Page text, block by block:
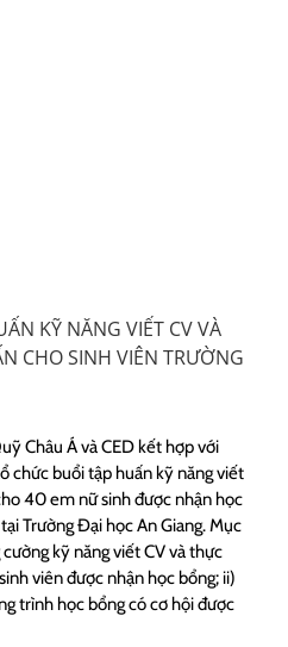
KỸ NĂNG VIẾT CV VÀ
CHO SINH VIÊN TRƯỜNG
Châu Á và CED kết hợp với
chức buổi tập huấn kỹ năng viết
40 em nữ sinh được nhận học
Trường Đại học An Giang. Mục
kỹ năng viết CV và thực
viên được nhận học bổng; ii)
trình học bổng có cơ hội được